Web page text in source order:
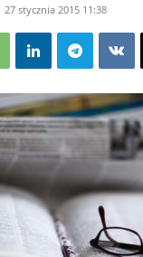
27 stycznia 2015 11:38